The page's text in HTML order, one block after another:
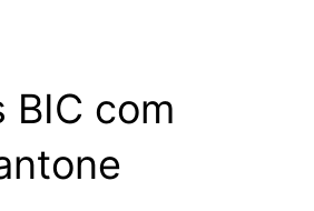
BIC com